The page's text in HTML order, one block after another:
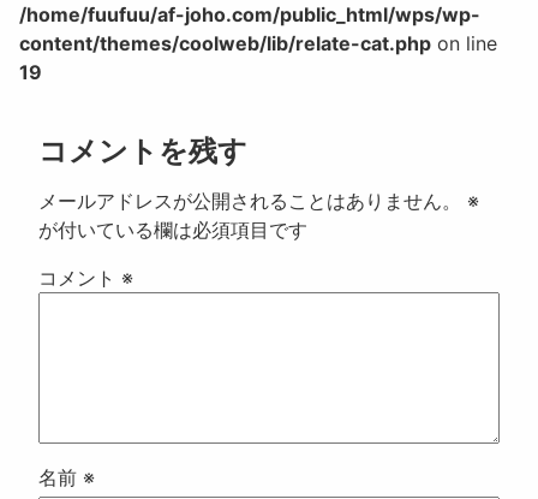
/home/fuufuu/af-joho.com/public_html/wps/wp-
content/themes/coolweb/lib/relate-cat.php on line
19
コメントを残す
メールアドレスが公開されることはありません。
※
が付いている欄は必須項目です
コメント ※
名前 ※